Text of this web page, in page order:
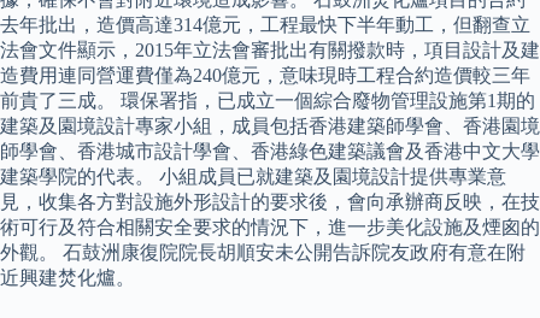
去年批出，造價高達314億元，工程最快下半年動工，但翻查立
法會文件顯示，2015年立法會審批出有關撥款時，項目設計及建
造費用連同營運費僅為240億元，意味現時工程合約造價較三年
前貴了三成。 環保署指，已成立一個綜合廢物管理設施第1期的
建築及園境設計專家小組，成員包括香港建築師學會、香港園境
師學會、香港城市設計學會、香港綠色建築議會及香港中文大學
建築學院的代表。 小組成員已就建築及園境設計提供專業意
見，收集各方對設施外形設計的要求後，會向承辦商反映，在技
術可行及符合相關安全要求的情況下，進一步美化設施及煙囪的
外觀。 石鼓洲康復院院長胡順安未公開告訴院友政府有意在附
近興建焚化爐。